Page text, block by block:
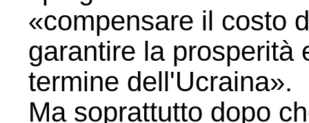
«compensare il costo
garantire la prosperità
termine dell'Ucraina».
Ma soprattutto dopo